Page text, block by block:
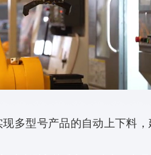
型号产品的自动上下料，